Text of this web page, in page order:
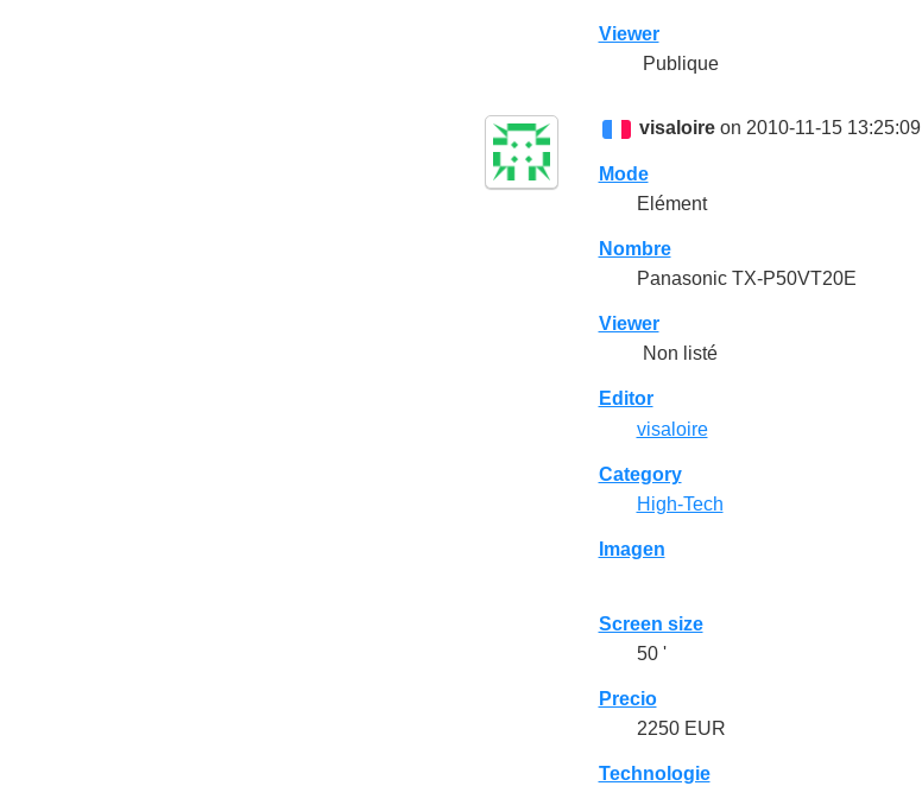
Viewer
Publique
visaloireon 2010-11-15 13:25:09
Mode
Elément
Nombre
Panasonic TX-P50VT20E
Viewer
Non listé
Editor
visaloire
Category
High-Tech
Imagen
Screen size
50 '
Precio
2250 EUR
Technologie